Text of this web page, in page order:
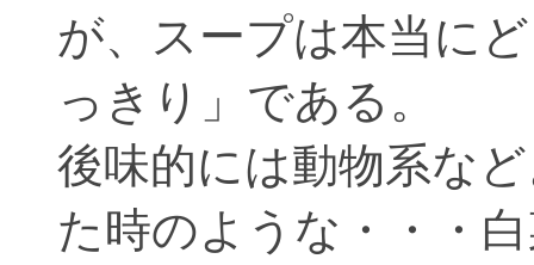
が、スープは本当に
っきり」である。
後味的には動物系な
た時のような・・・